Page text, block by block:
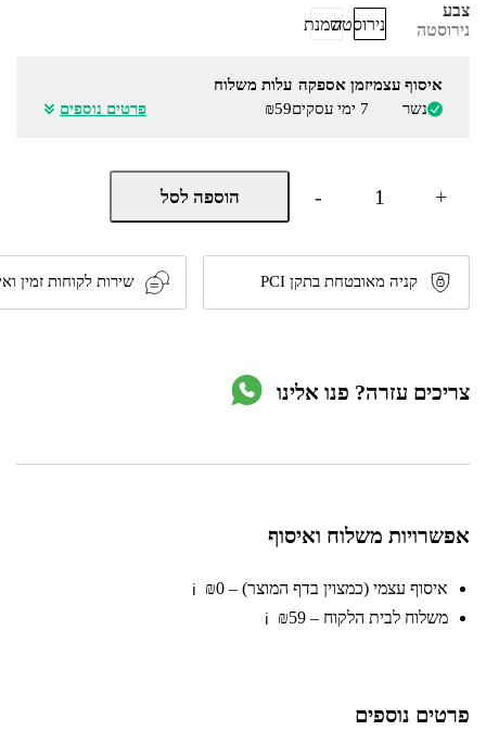
צבע
נירוסטה
נירוסטהשמנת
איסוף עצמי
נשר
זמן אספקה
7 ימי עסקים
עלות משלוח
₪59
פרטים נוספים
-
קולט
ארובה
שטוחה
מבית
Bompani
+ הוספה לסל
קניה מאובטחת בתקן PCI שירות לקוחות זמין
צריכים עזרה? פנו אלינו
אפשרויות משלוח ואיסוף
איסוף עצמי (כמצוין בדף המוצר) – ₪0 ℹ️
משלוח לבית הלקוח – ₪59 ℹ️
פרטים נוספים